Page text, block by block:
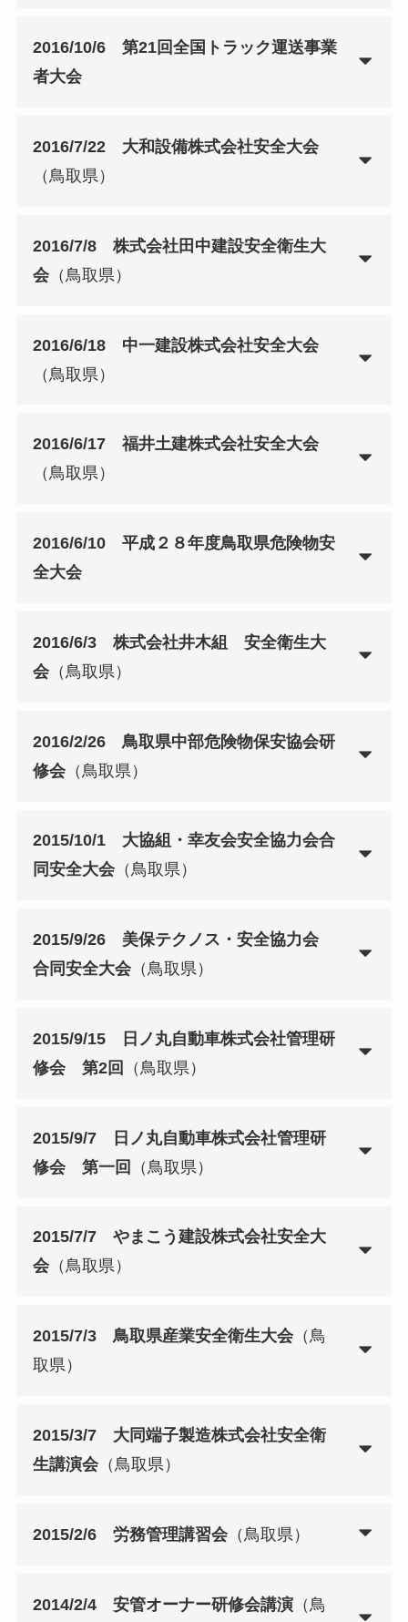
2016/10/6 第21回全国トラック運送事業
者大会
2016/7/22 大和設備株式会社安全大会
（鳥取県）
2016/7/8 株式会社田中建設安全衛生大
会（鳥取県）
2016/6/18 中一建設株式会社安全大会
（鳥取県）
2016/6/17 福井土建株式会社安全大会
（鳥取県）
2016/6/10 平成２８年度鳥取県危険物安
全大会
2016/6/3 株式会社井木組 安全衛生大
会（鳥取県）
2016/2/26 鳥取県中部危険物保安協会研
修会（鳥取県）
2015/10/1 大協組・幸友会安全協力会合
同安全大会（鳥取県）
2015/9/26 美保テクノス・安全協力会
合同安全大会（鳥取県）
2015/9/15 日ノ丸自動車株式会社管理研
修会 第2回
（鳥取県）
2015/9/7 日ノ丸自動車株式会社管理研
修会 第一回
（鳥取県）
2015/7/7 やまこう建設株式会社安全大
会（鳥取県）
2015/7/3 鳥取県産業安全衛生大会（鳥
取県）
2015/3/7 大同端子製造株式会社安全衛
生講演会（鳥取県）
2015/2/6 労務管理講習会（鳥取県）
2014/2/4 安管オーナー研修会講演（鳥